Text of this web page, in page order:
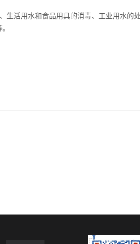
活用水和食品用具的消毒、工业用水的处